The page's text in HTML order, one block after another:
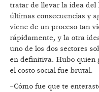
tratar de llevar la idea del
últimas consecuencias y
viene de un proceso tan
rápidamente, y la otra
uno de los dos sectores
en definitiva. Hubo quien
el costo social fue brutal.
–Cómo fue que te